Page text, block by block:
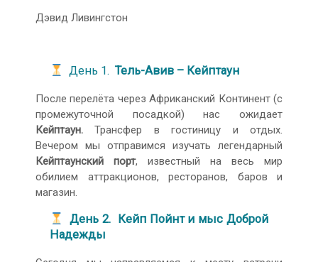
Дэвид Ливингстон
День 1. Тель-Авив – Кейптаун
После перелёта через Африканский Континент (с
промежуточной посадкой) нас ожидает
Кейптаун. Трансфер в гостиницу и отдых.
Вечером мы отправимся изучать легендарный
Кейптаунский порт, известный на весь мир
обилием аттракционов, ресторанов, баров и
магазин.
День 2. Кейп Пойнт и мыс Доброй
Надежды